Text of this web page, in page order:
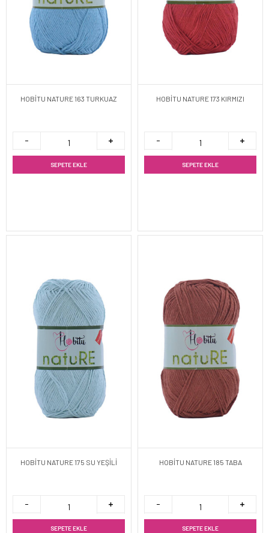
HOBİTU NATURE 163 TURKUAZ
SEPETE EKLE
HOBİTU NATURE 173 KIRMIZI
SEPETE EKLE
HOBİTU NATURE 175 SU YEŞİLİ
SEPETE EKLE
HOBİTU NATURE 185 TABA
SEPETE EKLE